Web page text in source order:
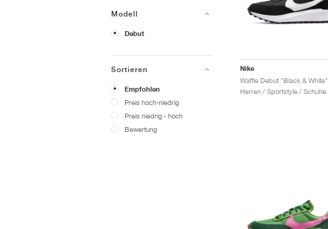
Modell
Debut
Sortieren
Empfohlen
Preis hoch-niedrig
Preis niedrig - hoch
Bewertung
Nike
Waffle Debut "Black & White"
Herren / Sportstyle / Schuhe